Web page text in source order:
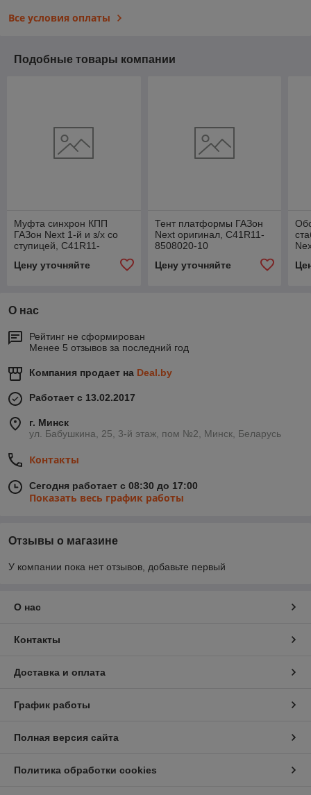
Все условия оплаты
Подобные товары компании
Муфта синхрон КПП
ГАЗон Next 1-й и з/х со
ступицей, С41R11-
Цену уточняйте
Тент платформы ГАЗон
Next оригинал, С41R11-
8508020-10
Цену уточняйте
О нас
Рейтинг не сформирован
Менее 5 отзывов за последний год
Компания продает на Deal.by
Работает с 13.02.2017
г. Минск
ул. Бабушкина, 25, 3-й этаж, пом №2, Минск, Беларусь
Контакты
Сегодня работает с 08:30 до 17:00
Показать весь график работы
Отзывы о магазине
У компании пока нет отзывов, добавьте первый
О нас
Контакты
Доставка и оплата
График работы
Полная версия сайта
Политика обработки cookies